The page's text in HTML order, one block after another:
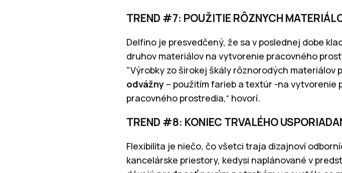
TREND #7: POUŽITIE RÔZNYCH
Delfino je presvedčený, že sa v poslednej dobe
druhov materiálov na vytvorenie pracovného
"Výrobky zo širokej škály rôznorodých
odvážny – použitím farieb a textúr -na
pracovného prostredia,“ hovorí.
TREND #8: KONIEC TRVALÉHO
Flexibilita je niečo, čo všetci traja dizajnoví
kancelárske priestory, kedysi naplánované v